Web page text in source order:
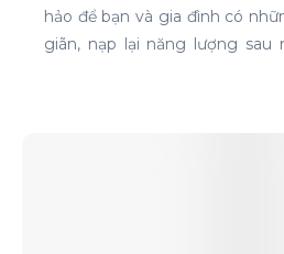
hảo để bạn và gia đình có
giãn, nạp lại năng lượng sau